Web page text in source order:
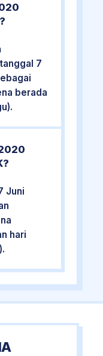
7
berada
Juni
hari